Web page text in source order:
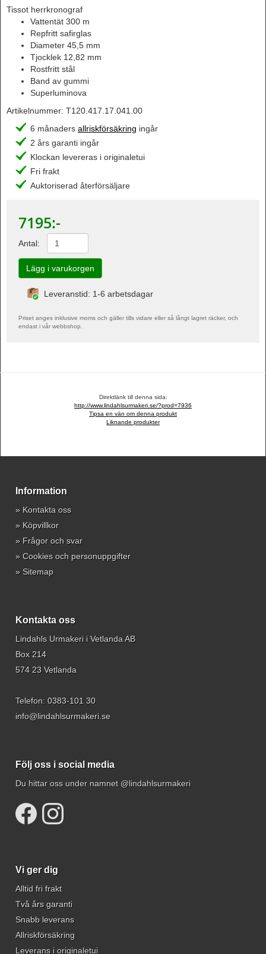
Tissot herrkronograf
Vattentät 300 m
Repfritt safirglas
Diameter 45,5 mm
Tjocklek 12,82 mm
Rostfritt stål
Band av gummi
Superluminova
Artikelnummer: T120.417.17.041.00
6 månaders allriskförsäkring ingår
2 års garanti ingår
Klockan levereras i originaletui
Fri frakt
Auktoriserad återförsäljare
7195:-
Antal:
Leveranstid: 1-6 arbetsdagar
Priset anges inklusive moms och gäller tills vidare eller så långt lagret räcker, och
endast i vår webbshop.
Direktlänk till denna sida:
http://www.lindahlsurmakeri.se/?prod=7936
Tipsa en vän om denna produkt
Liknande produkter
Information
» Kontakta oss
» Köpvillkor
» Frågor och svar
» Cookies och personuppgifter
» Sitemap
Kontakta oss
Lindahls Urmakeri i Vetlanda AB
Box 214
574 23 Vetlanda
Telefon: 0383-101 30
info@lindahlsurmakeri.se
Följ oss i social media
Du hittar oss under namnet @lindahlsurmakeri
Vi ger dig
Alltid fri frakt
Två års garanti
Snabb leverans
Allriskförsäkring
Leverans i originaletui